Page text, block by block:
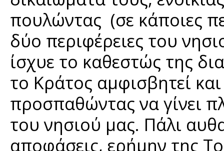
πουλώντας (σε κάποιες
δύο περιφέρειες του
ίσχυε το καθεστώς της
το Κράτος αμφισβητεί
προσπαθώντας να γίνει
του νησιού μας. Πάλι
αποφάσεις, ερήμην της